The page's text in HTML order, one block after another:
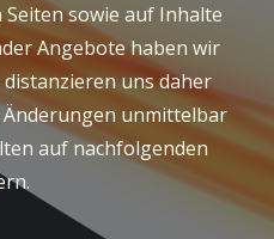
sowie auf Inhalte
Angebote haben wir
uns daher
unmittelbar
auf nachfolgenden